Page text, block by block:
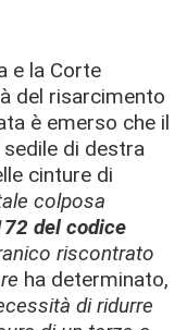
e la Corte
del risarcimento
è emerso che il
di destra
cinture di
colposa
del codice
riscontrato
ha determinato,
di ridurre